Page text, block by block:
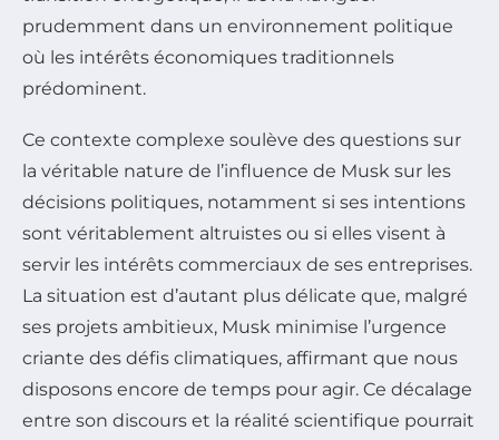
prudemment dans un environnement politique
où les intérêts économiques traditionnels
prédominent.
Ce contexte complexe soulève des questions sur
la véritable nature de l’influence de Musk sur les
décisions politiques, notamment si ses intentions
sont véritablement altruistes ou si elles visent à
servir les intérêts commerciaux de ses entreprises.
La situation est d’autant plus délicate que, malgré
ses projets ambitieux, Musk minimise l’urgence
criante des défis climatiques, affirmant que nous
disposons encore de temps pour agir. Ce décalage
entre son discours et la réalité scientifique pourrait